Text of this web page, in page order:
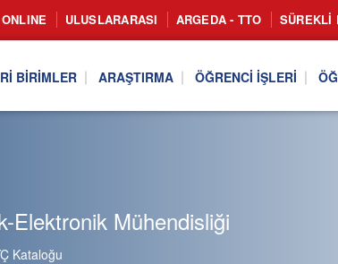
ULUSLARARASI ARGEDA - TTO SÜREKLI
BIRIMLER ARAŞTIRMA ÖĞRENCI İŞLERI
Elektronik Mühendisliği
Kataloğu